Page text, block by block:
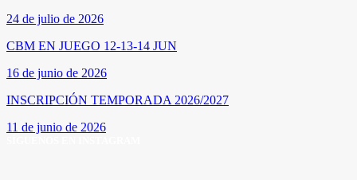
24 de julio de 2026
CBM EN JUEGO 12-13-14 JUN
16 de junio de 2026
INSCRIPCIÓN TEMPORADA 2026/2027
11 de junio de 2026